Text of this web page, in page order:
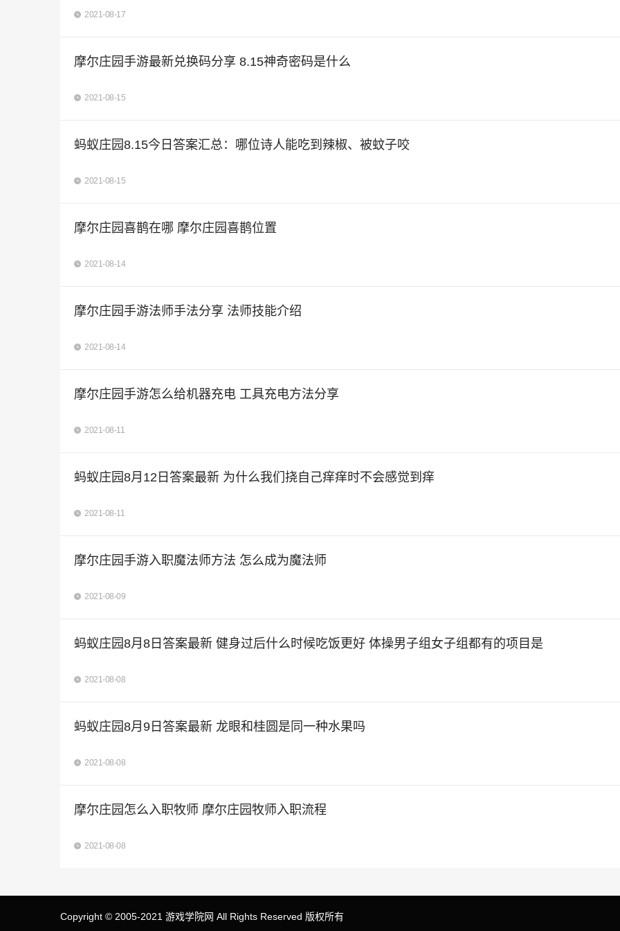
2021-08-17
摩尔庄园手游最新兑换码分享 8.15神奇密码是什么
2021-08-15
蚂蚁庄园8.15今日答案汇总：哪位诗人能吃到辣椒、被蚊子咬
2021-08-15
摩尔庄园喜鹊在哪 摩尔庄园喜鹊位置
2021-08-14
摩尔庄园手游法师手法分享 法师技能介绍
2021-08-14
摩尔庄园手游怎么给机器充电 工具充电方法分享
2021-08-11
蚂蚁庄园8月12日答案最新 为什么我们挠自己痒痒时不会感觉到痒
2021-08-11
摩尔庄园手游入职魔法师方法 怎么成为魔法师
2021-08-09
蚂蚁庄园8月8日答案最新 健身过后什么时候吃饭更好 体操男子组女子组都有的项目是
2021-08-08
蚂蚁庄园8月9日答案最新 龙眼和桂圆是同一种水果吗
2021-08-08
摩尔庄园怎么入职牧师 摩尔庄园牧师入职流程
2021-08-08
Copyright © 2005-2021 游戏学院网 All Rights Reserved 版权所有